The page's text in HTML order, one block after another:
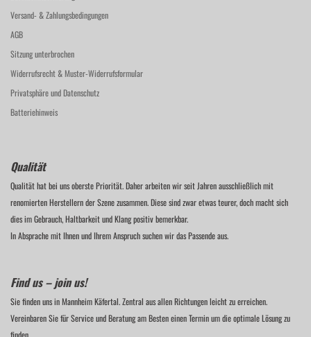
Versand- & Zahlungsbedingungen
AGB
Sitzung unterbrochen
Widerrufsrecht & Muster-Widerrufsformular
Privatsphäre und Datenschutz
Batteriehinweis
Qualität
Qualität hat bei uns oberste Priorität. Daher arbeiten wir seit Jahren ausschließlich mit
renomierten Herstellern der Szene zusammen. Diese sind zwar etwas teurer, doch macht sich
dies im Gebrauch, Haltbarkeit und Klang positiv bemerkbar.
In Absprache mit Ihnen und Ihrem Anspruch suchen wir das Passende aus.
Find us – join us!
Sie finden uns in Mannheim Käfertal. Zentral aus allen Richtungen leicht zu erreichen.
Vereinbaren Sie für Service und Beratung am Besten einen Termin um die optimale Lösung zu
finden.